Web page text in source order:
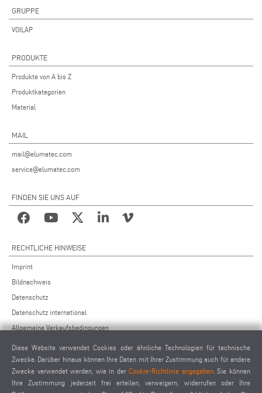
GRUPPE
VOILÀP
PRODUKTE
Produkte von A bis Z
Produktkategorien
Material
MAIL
mail@elumatec.com
service@elumatec.com
FINDEN SIE UNS AUF
RECHTLICHE HINWEISE
Imprint
Bildnachweis
Datenschutz
Datenschutz international
Allgemeine Verkaufsbedingungen
Allgemeine Einkaufsbedingungen
Cookie-Einstellungen
Verhaltenskodex für Lieferanten
Diese Website verwendet Cookies oder ähnliche Technologien für technische
Zwecke. Darüber hinaus können Ihre Daten mit Ihrer Zustimmung auch für andere
Zwecke verwendet werden, wie in derCookie-Richtlinie angegeben. Sie können
Ihre Zustimmung jederzeit frei erteilen, verweigern, widerrufen oder Ihre